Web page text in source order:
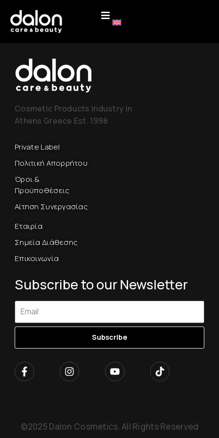
Cosmetic Products Industry in
Athens Greece Est. 1998
Private Label
Πολιτική Απορρήτου
Όροι &
Προϋποθέσεις
Αίτηση Συνεργασίας
Εταιρία
Σημεία Διάθεσης
Επικοινωνία
Subscribe to our Newsletter
Subscribe
©2025 Dalon Cosmetics. All Rights Reserved